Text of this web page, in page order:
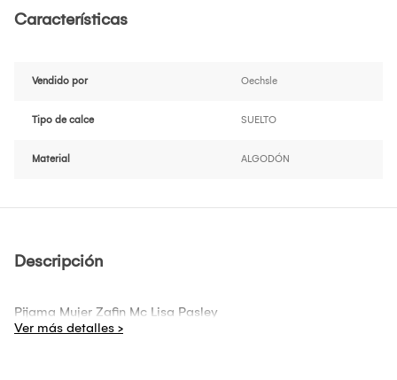
Características
Vendido por Oechsle
Tipo de calce SUELTO
Material ALGODÓN
Descripción
Pijama Mujer Zafin Mc Lisa Pasley